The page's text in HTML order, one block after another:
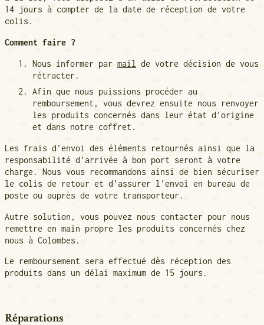
14 jours à compter de la date de réception de votre
colis.
Comment faire ?
Nous informer par mail
de votre décision de vous
rétracter.
Afin que nous puissions procéder au
remboursement, vous devrez ensuite nous renvoyer
les produits concernés dans leur état d'origine
et dans notre coffret.
Les frais d'envoi des éléments retournés ainsi que la
responsabilité d'arrivée à bon port seront à votre
charge. Nous vous recommandons ainsi de bien sécuriser
le colis de retour et d'assurer l'envoi en bureau de
poste ou auprès de votre transporteur.
Autre solution, vous pouvez nous contacter pour nous
remettre en main propre les produits concernés chez
nous à Colombes.
Le remboursement sera effectué dès réception des
produits dans un délai maximum de 15 jours.
Réparations